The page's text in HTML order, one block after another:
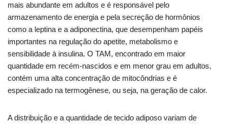
mais abundante em adultos e é responsável pelo
armazenamento de energia e pela secreção de hormônios
como a leptina e a adiponectina, que desempenham papéis
importantes na regulação do apetite, metabolismo e
sensibilidade à insulina. O TAM, encontrado em maior
quantidade em recém-nascidos e em menor grau em adultos,
contém uma alta concentração de mitocôndrias e é
especializado na termogênese, ou seja, na geração de calor.
A distribuição e a quantidade de tecido adiposo variam de